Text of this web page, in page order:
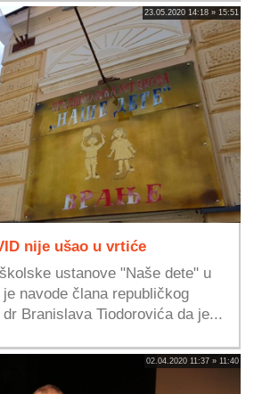
23.05.2020 14:18 » 15:51
nije ušao u vrtiće
ustanove "Naše dete" u
navode člana republičkog
Branislava Tiodorovića da je...
02.04.2020 11:37 » 11:40